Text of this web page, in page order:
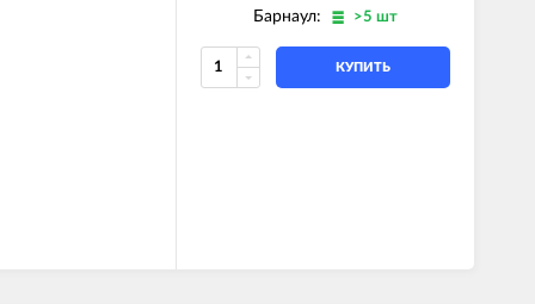
Барнаул: >5 шт
КУПИТЬ